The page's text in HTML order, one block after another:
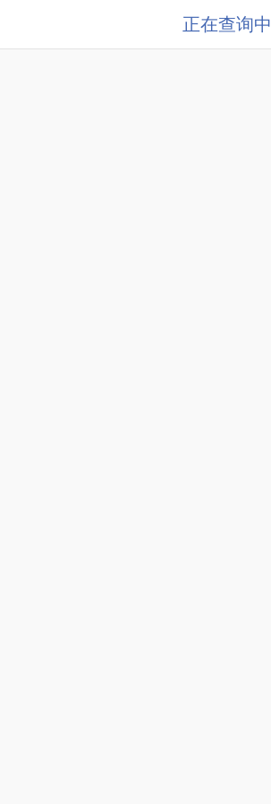
正在查询中